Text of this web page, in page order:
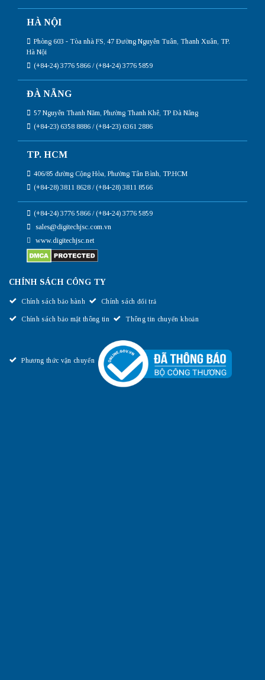
HÀ NỘI
Phòng 603 - Tòa nhà FS, 47 Đường Nguyễn Tuân, Thanh Xuân, TP.
Hà Nội
(+84-24) 3776 5866 / (+84-24) 3776 5859
ĐÀ NẴNG
57 Nguyễn Thanh Năm, Phường Thanh Khê, TP Đà Nẵng
(+84-23) 6358 8886 / (+84-23) 6361 2886
TP. HCM
406/85 đường Cộng Hòa, Phường Tân Bình, TP.HCM
(+84-28) 3811 8628 / (+84-28) 3811 8566
(+84-24) 3776 5866 / (+84-24) 3776 5859
sales@digitechjsc.com.vn
www.digitechjsc.net
CHÍNH SÁCH CÔNG TY
Chính sách bảo hành Chính sách đổi trả
Chính sách bảo mật thông tin Thông tin chuyển khoản
Phương thức vận chuyển